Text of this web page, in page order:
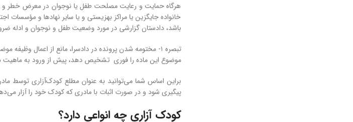
هرگاه حمایت و رعایت مصلحت طفل یا نوجوان در معرض خطر و
خانواده جایگزین یا مراکز بهزیستی و یا سایر نهادها و مؤسسات
باشد، دادستان گزارشی در مورد وضعیت طفل و نوجوان و ادله
موضوع این ماده را فوری تشخیص دهد، پیش از ورود به
براین اساس شما می‌توانید به عنوان مطلع کودک‌آزاری توسط
پیگیری شود و در صورت اثبات با مادری که کودک خود را آزار
کودک آزاری چه انواعی دارد؟